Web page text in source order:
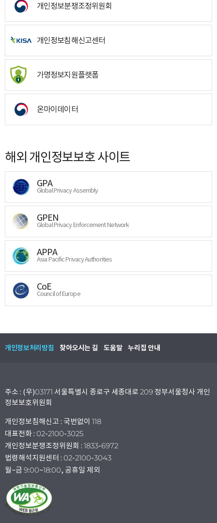
개인정보분쟁조정위원회
개인정보침해신고센터
가명정보지원플랫폼
온마이데이터
해외 개인정보보호 사이트
GPA
Global Privacy Assembly
GPEN
Global Privacy Enforcement Network
APPA
Asia Pacific Privacy Authorities
CoE
Council of Europe
개인정보처리방침 찾아오시는 길 도움말 누리집 안내
주소 : (우)03171 서울특별시 종로구 세종대로 209 정부서울청사 개인
정보보호위원회
개인정보침해신고 : 국번없이 118
대표전화 : 02-2100-3025
개인정보분쟁조정위원회 : 1833-6972
법령해석지원센터 : 02-2100-3043
월~금 9:00~18:00, 공휴일 제외